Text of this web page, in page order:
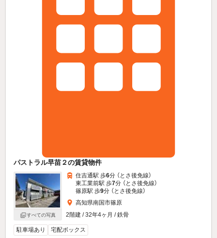
パストラル早苗２の賃貸物件
すべての写真
住吉通駅 歩6分 （とさ後免線）
東工業前駅 歩7分 （とさ後免線）
篠原駅 歩9分 （とさ後免線）
高知県南国市篠原
2階建 / 32年4ヶ月 / 鉄骨
駐車場あり 宅配ボックス